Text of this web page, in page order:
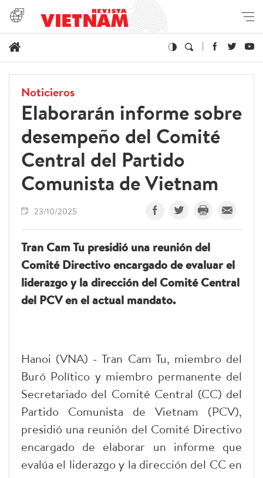
Noticieros
Elaborarán informe sobre
desempeño del Comité
Central del Partido
Comunista de Vietnam
23/10/2025
Tran Cam Tu presidió una reunión del
Comité Directivo encargado de evaluar el
liderazgo y la dirección del Comité Central
del PCV en el actual mandato.
Hanoi (VNA) - Tran Cam Tu, miembro del
Buró Político y miembro permanente del
Secretariado del Comité Central (CC) del
Partido Comunista de Vietnam (PCV),
presidió una reunión del Comité Directivo
encargado de elaborar un informe que
evalúa el liderazgo y la dirección del CC en